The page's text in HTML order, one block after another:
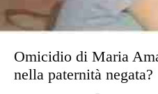
Omicidio di Maria
nella paternità negata?